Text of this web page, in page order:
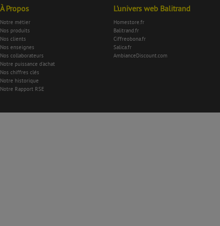
À Propos
Notre métier
Nos produits
Nos clients
Nos enseignes
Nos collaborateurs
Notre puissance d'achat
Nos chiffres clés
Notre historique
Notre Rapport RSE
L'univers web Balitrand
Homestore.fr
Balitrand.fr
Ciffreobona.fr
Salica.fr
AmbianceDiscount.com